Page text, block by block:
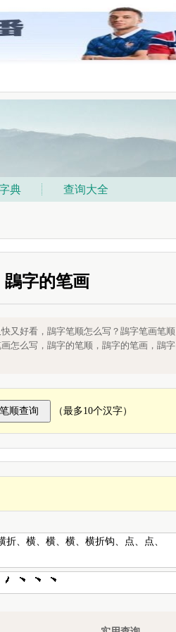
典 查询大全
字的笔画
又好看，鵾字笔顺怎么写？鵾字笔画笔顺
怎么写，鵾字的笔顺，鵾字的笔画，鵾字
（最多10个汉字）
、横、横、横、横折钩、点、点、